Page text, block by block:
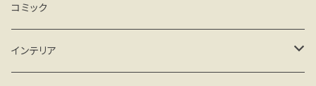
メモ、一筆箋
シール
iPhone
クリアケース
Android
コミック
インテリア